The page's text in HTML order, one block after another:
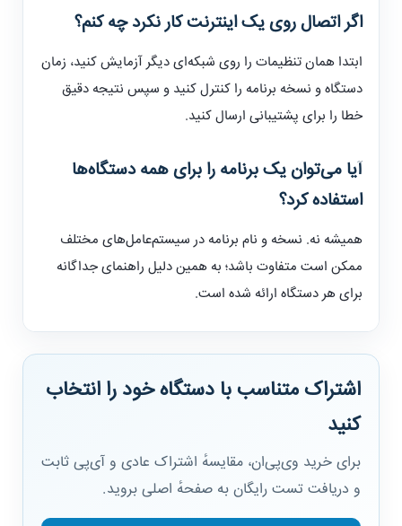
اگر اتصال روی یک اینترنت کار نکرد چه کنم؟
ابتدا همان تنظیمات را روی شبکه‌ای دیگر آزمایش کنید، زمان
دستگاه و نسخه برنامه را کنترل کنید و سپس نتیجه دقیق
خطا را برای پشتیبانی ارسال کنید.
آیا می‌توان یک برنامه را برای همه دستگاه‌ها
استفاده کرد؟
همیشه نه. نسخه و نام برنامه در سیستم‌عامل‌های مختلف
ممکن است متفاوت باشد؛ به همین دلیل راهنمای جداگانه
برای هر دستگاه ارائه شده است.
اشتراک متناسب با دستگاه خود را انتخاب
کنید
برای خرید وی‌پی‌ان، مقایسهٔ اشتراک عادی و آی‌پی ثابت
و دریافت تست رایگان به صفحهٔ اصلی بروید.